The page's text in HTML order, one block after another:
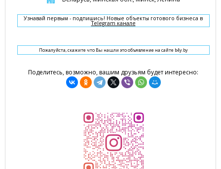
Узнавай первым - подпишись! Новые объекты готового бизнеса в
Telegram канале
Пожалуйста, скажите что Вы нашли это объявление на сайте b4y.by
Поделитесь, возможно, вашим друзьям будет интересно: